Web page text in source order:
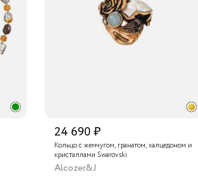
24 690 ₽
Кольцо с жемчугом, гранатом, халцедоном и
кристаллами Swarovski
Alcozer&J